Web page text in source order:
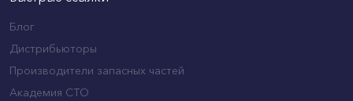
Блог
Дистрибьюторы
Производители запасных частей
Академия СТО